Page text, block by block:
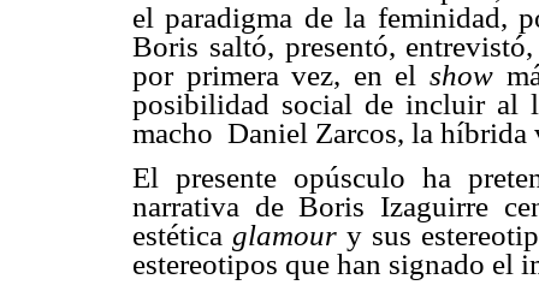
el paradigma de la feminidad,
Boris saltó, presentó,
por primera vez, en el show
posibilidad social de incluir al
macho Daniel Zarcos, la híbrida
El presente opúsculo ha
narrativa de Boris Izaguirre
estética glamour y sus
estereotipos que han signado el